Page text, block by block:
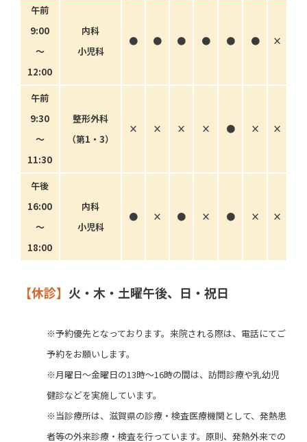
午前
9:00
〜
12:00
内科
小児科
● ● ● ● ● ● ×
午前
9:30
〜
11:30
整形外科
（第1・3）
× × × × ● × ×
午後
16:00
〜
18:00
内科
小児科
● × ● × ● × ×
【休診】 火・木・土曜午後、日・祝日
※予約優先となっております。来院される際は、電話にてご
予約をお願いします。
※月曜日～金曜日の13時～16時の間は、訪問診療や乳幼児
健診などを実施しています。
※当診療所は、滋賀県の診療・検査医療機関として、発熱患
者等の外来診療・検査を行っています。原則、発熱外来での